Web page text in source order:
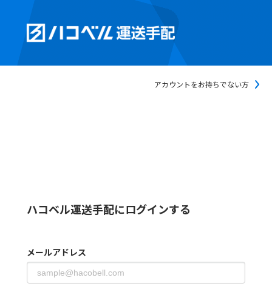
ハコベル運送手配にログインする
メールアドレス
アカウントをお持ちでない方